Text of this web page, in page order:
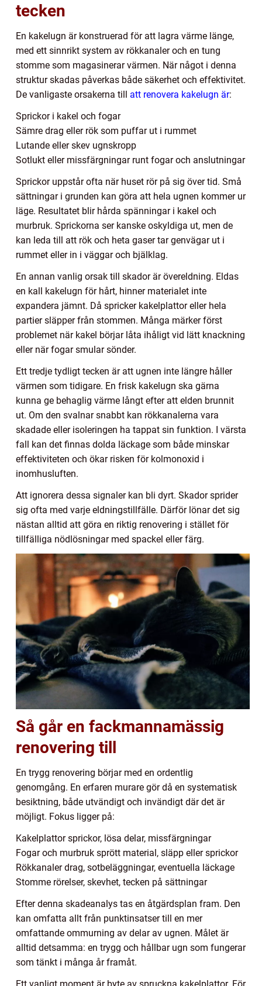
tecken
En kakelugn är konstruerad för att lagra värme länge,
med ett sinnrikt system av rökkanaler och en tung
stomme som magasinerar värmen. När något i denna
struktur skadas påverkas både säkerhet och effektivitet.
De vanligaste orsakerna till att renovera kakelugn är:
Sprickor i kakel och fogar
Sämre drag eller rök som puffar ut i rummet
Lutande eller skev ugnskropp
Sotlukt eller missfärgningar runt fogar och anslutningar
Sprickor uppstår ofta när huset rör på sig över tid. Små
sättningar i grunden kan göra att hela ugnen kommer ur
läge. Resultatet blir hårda spänningar i kakel och
murbruk. Sprickorna ser kanske oskyldiga ut, men de
kan leda till att rök och heta gaser tar genvägar ut i
rummet eller in i väggar och bjälklag.
En annan vanlig orsak till skador är övereldning. Eldas
en kall kakelugn för hårt, hinner materialet inte
expandera jämnt. Då spricker kakelplattor eller hela
partier släpper från stommen. Många märker först
problemet när kakel börjar låta ihåligt vid lätt knackning
eller när fogar smular sönder.
Ett tredje tydligt tecken är att ugnen inte längre håller
värmen som tidigare. En frisk kakelugn ska gärna
kunna ge behaglig värme långt efter att elden brunnit
ut. Om den svalnar snabbt kan rökkanalerna vara
skadade eller isoleringen ha tappat sin funktion. I värsta
fall kan det finnas dolda läckage som både minskar
effektiviteten och ökar risken för kolmonoxid i
inomhusluften.
Att ignorera dessa signaler kan bli dyrt. Skador sprider
sig ofta med varje eldningstillfälle. Därför lönar det sig
nästan alltid att göra en riktig renovering i stället för
tillfälliga nödlösningar med spackel eller färg.
Så går en fackmannamässig
renovering till
En trygg renovering börjar med en ordentlig
genomgång. En erfaren murare gör då en systematisk
besiktning, både utvändigt och invändigt där det är
möjligt. Fokus ligger på:
Kakelplattor sprickor, lösa delar, missfärgningar
Fogar och murbruk sprött material, släpp eller sprickor
Rökkanaler drag, sotbeläggningar, eventuella läckage
Stomme rörelser, skevhet, tecken på sättningar
Efter denna skadeanalys tas en åtgärdsplan fram. Den
kan omfatta allt från punktinsatser till en mer
omfattande ommurning av delar av ugnen. Målet är
alltid detsamma: en trygg och hållbar ugn som fungerar
som tänkt i många år framåt.